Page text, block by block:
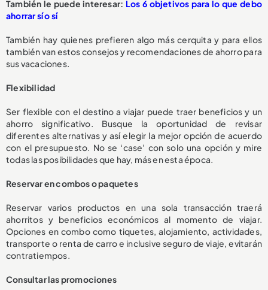
También le puede interesar: Los 6 objetivos para lo que debo
ahorrar sí o sí
También hay quienes prefieren algo más cerquita y para ellos
también van estos consejos y recomendaciones de ahorro para
sus vacaciones.
Flexibilidad
Ser flexible con el destino a viajar puede traer beneficios y un
ahorro significativo. Busque la oportunidad de revisar
diferentes alternativas y así elegir la mejor opción de acuerdo
con el presupuesto. No se ‘case’ con solo una opción y mire
todas las posibilidades que hay, más en esta época.
Reservar en combos o paquetes
Reservar varios productos en una sola transacción traerá
ahorritos y beneficios económicos al momento de viajar.
Opciones en combo como tiquetes, alojamiento, actividades,
transporte o renta de carro e inclusive seguro de viaje, evitarán
contratiempos.
Consultar las promociones